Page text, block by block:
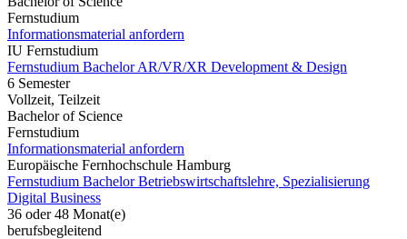
Fernstudium
Informationsmaterial anfordern
IU Fernstudium
Fernstudium Bachelor AR/VR/XR Development & Design
6 Semester
Vollzeit, Teilzeit
Bachelor of Science
Fernstudium
Informationsmaterial anfordern
Europäische Fernhochschule Hamburg
Fernstudium Bachelor Betriebswirtschaftslehre, Spezialisierung
Digital Business
36 oder 48 Monat(e)
berufsbegleitend